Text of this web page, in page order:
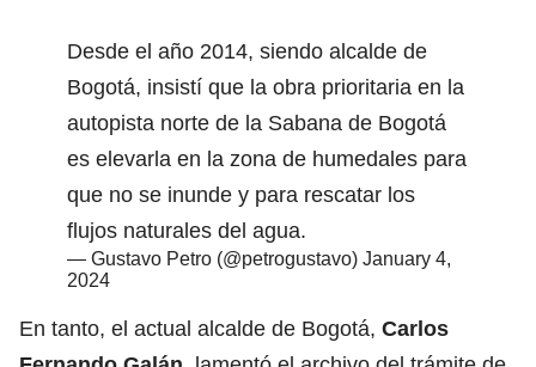
Desde el año 2014, siendo alcalde de
Bogotá, insistí que la obra prioritaria en la
autopista norte de la Sabana de Bogotá
es elevarla en la zona de humedales para
que no se inunde y para rescatar los
flujos naturales del agua.
— Gustavo Petro (@petrogustavo) January 4,
2024
En tanto, el actual alcalde de Bogotá, Carlos